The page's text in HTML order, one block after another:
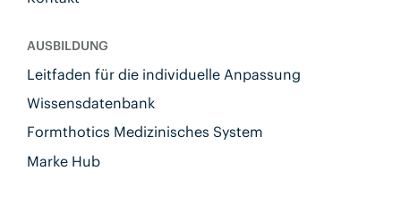
AUSBILDUNG
Leitfaden für die individuelle Anpassung
Wissensdatenbank
Formthotics Medizinisches System
Marke Hub